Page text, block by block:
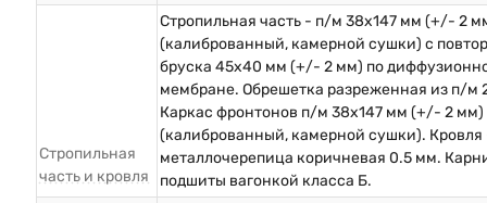
Стропильная
часть и кровля
Стропильная часть - п/м 38х147 мм (+/- 2
(калиброванный, камерной сушки) с
бруска 45х40 мм (+/- 2 мм) по
мембране. Обрешетка разреженная из п/м
Каркас фронтонов п/м 38х147 мм (+/- 2 мм)
(калиброванный, камерной сушки). Кровля
металлочерепица коричневая 0.5 мм.
подшиты вагонкой класса Б.